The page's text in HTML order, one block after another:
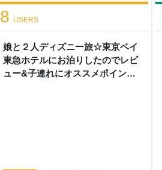
娘と２人ディズニー旅☆東京ベイ
東急ホテルにお泊りしたのでレビ
ュー&子連れにオススメポイント
8 USERS